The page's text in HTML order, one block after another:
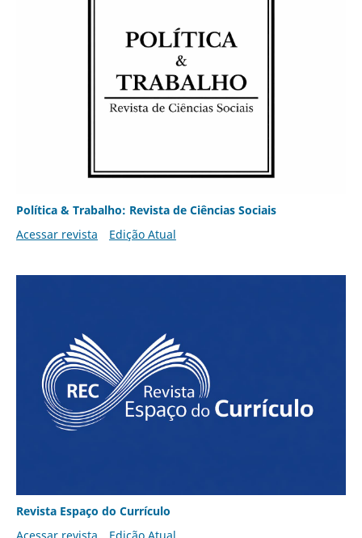
Política & Trabalho: Revista de Ciências Sociais
Acessar revista
Edição Atual
Revista Espaço do Currículo
Acessar revista
Edição Atual